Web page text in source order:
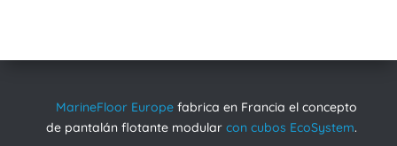
MarineFloor Europe fabrica en Francia el concepto
de pantalán flotante modularcon cubos EcoSystem.